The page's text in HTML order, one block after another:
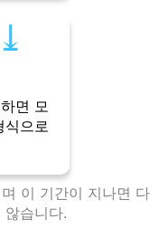
⤓︎
면 모
식으로
이 기간이 지나면 다
않습니다.